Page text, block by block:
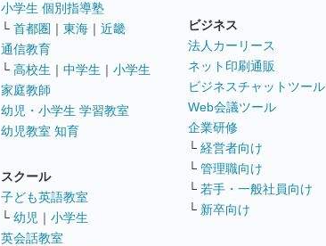
小学生 個別指導塾
└ 首都圏 ｜ 東海 ｜ 近畿
通信教育
└ 高校生 ｜ 中学生 ｜ 小学生
家庭教師
幼児・小学生 学習教室
幼児教室 知育
スクール
子ども英語教室
└ 幼児 ｜ 小学生
英会話教室
ビジネス
法人カーリース
ネット印刷通販
ビジネスチャットツール
Web会議ツール
企業研修
└ 経営者向け
└ 管理職向け
└ 若手・一般社員向け
└ 新卒向け